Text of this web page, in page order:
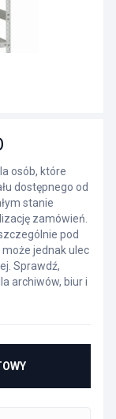
osób, które
dostępnego od
stanie
zamówień.
pod
jednak ulec
Sprawdź,
archiwów, biur i